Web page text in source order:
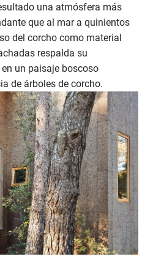
una atmósfera más
que al mar a quinientos
del corcho como material
respalda su
un paisaje boscoso
de árboles de corcho.